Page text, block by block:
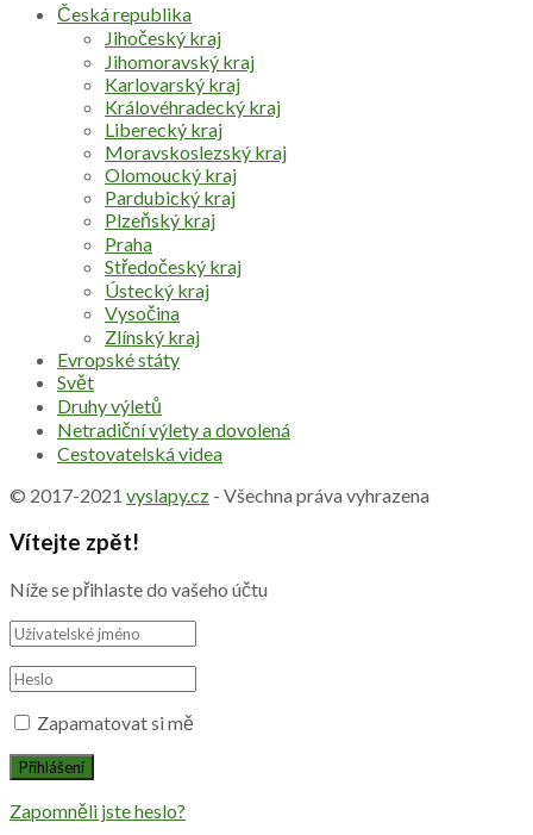
Česká republika
Jihočeský kraj
Jihomoravský kraj
Karlovarský kraj
Královéhradecký kraj
Liberecký kraj
Moravskoslezský kraj
Olomoucký kraj
Pardubický kraj
Plzeňský kraj
Praha
Středočeský kraj
Ústecký kraj
Vysočina
Zlínský kraj
Evropské státy
Svět
Druhy výletů
Netradiční výlety a dovolená
Cestovatelská videa
© 2017-2021 vyslapy.cz - Všechna práva vyhrazena
Vítejte zpět!
Níže se přihlaste do vašeho účtu
Zapamatovat si mě
Zapomněli jste heslo?